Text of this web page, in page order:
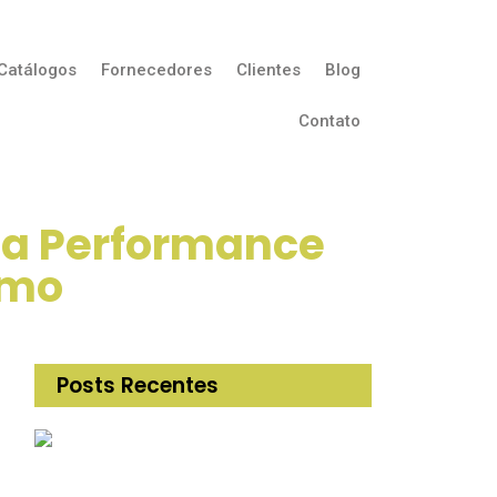
Fornecedores Clientes Blog
Contato
Performance
Posts Recentes